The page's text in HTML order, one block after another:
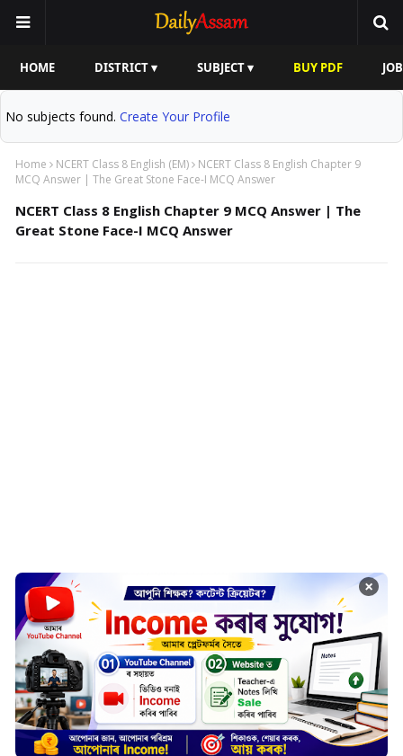
HOME DISTRICT ▾ SUBJECT ▾ BUY PDF
No subjects found. Create Your Profile
Home NCERT Class 8 English (EM)
NCERT Class 8 English Chapter 9
MCQ Answer | The Great Stone Face-I MCQ Answer
NCERT Class 8 English Chapter 9 MCQ Answer | The
Great Stone Face-I MCQ Answer
×